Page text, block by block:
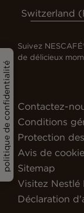
politique de confidentialité
Switzerland
Suivez
de délicieux
Contactez-
Conditions
Protection
Avis de
Sitemap
Visitez Nestlé
Déclaration